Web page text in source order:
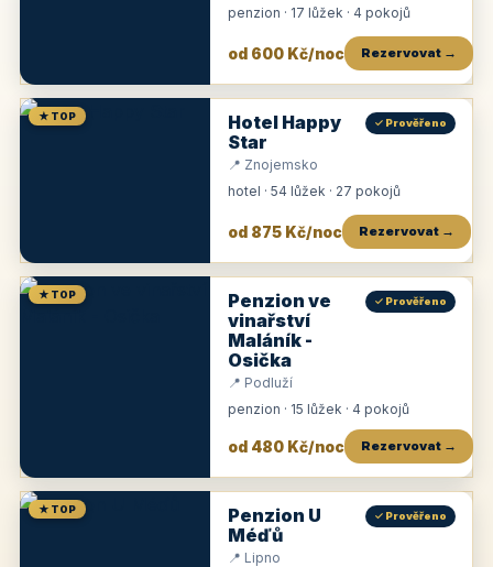
penzion · 17 lůžek · 4 pokojů
od 600 Kč/noc Rezervovat →
★ TOP
Hotel Happy
Star
✓ Prověřeno
📍 Znojemsko
hotel · 54 lůžek · 27 pokojů
od 875 Kč/noc Rezervovat →
★ TOP
Penzion ve
vinařství
Maláník -
Osička
✓ Prověřeno
📍 Podluží
penzion · 15 lůžek · 4 pokojů
od 480 Kč/noc Rezervovat →
★ TOP
Penzion U
Méďů
✓ Prověřeno
📍 Lipno